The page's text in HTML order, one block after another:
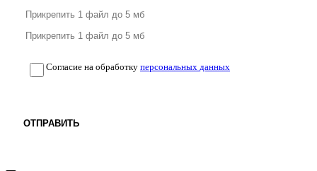
Согласие на обработку персональных данных
ОТПРАВИТЬ